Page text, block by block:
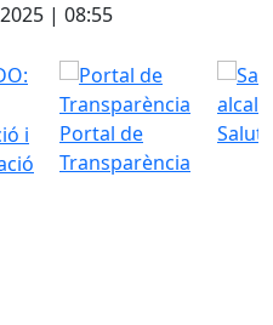
| 08:55
i
Portal de
Transparència